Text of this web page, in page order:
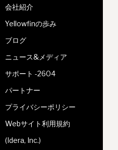
会社紹介
Yellowfinの歩み
ブログ
ニュース&メディア
サポート -2604
パートナー
プライバシーポリシー
Webサイト利用規約
(Idera, Inc.)